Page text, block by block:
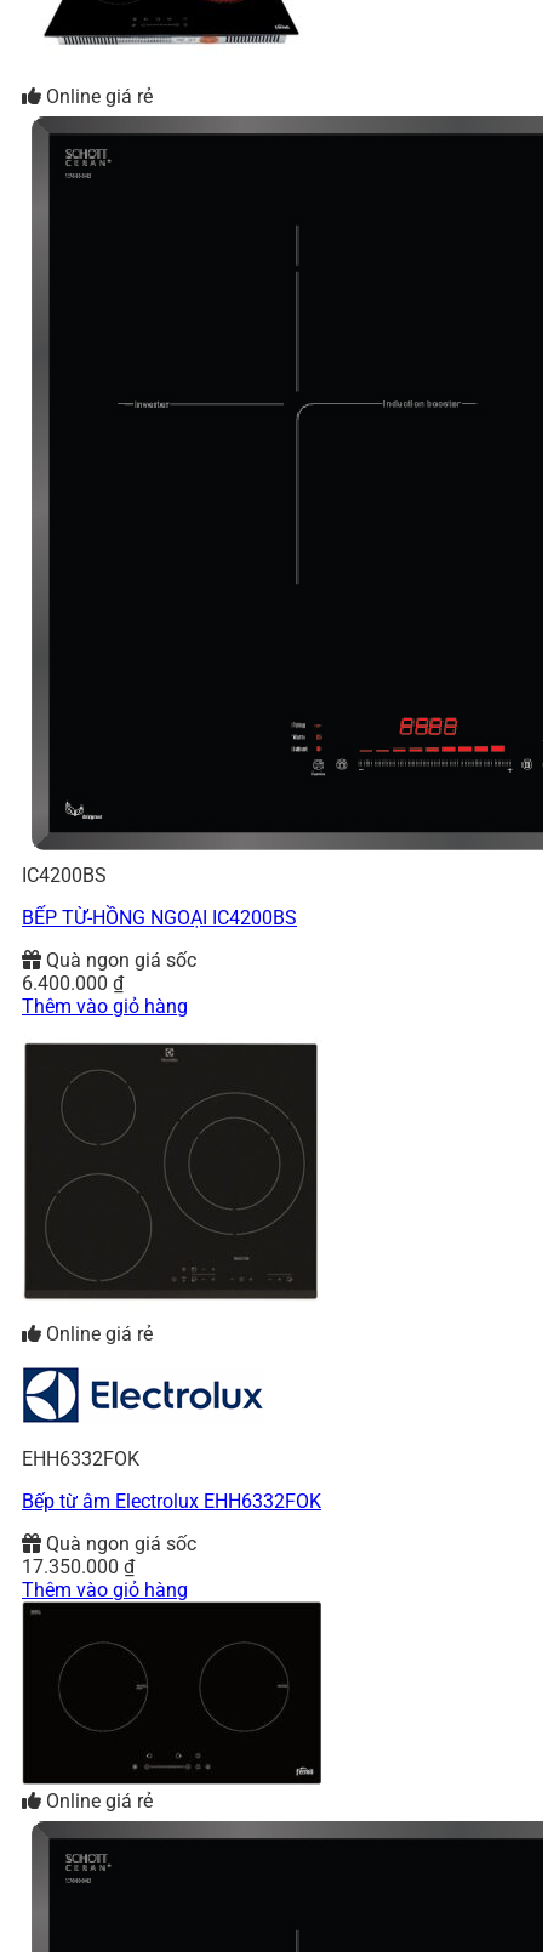
Online giá rẻ
IC4200BS
BẾP TỪ-HỒNG NGOẠI IC4200BS
Quà ngon giá sốc
6.400.000 ₫
Thêm vào giỏ hàng
Online giá rẻ
EHH6332FOK
Bếp từ âm Electrolux EHH6332FOK
Quà ngon giá sốc
17.350.000 ₫
Thêm vào giỏ hàng
Online giá rẻ